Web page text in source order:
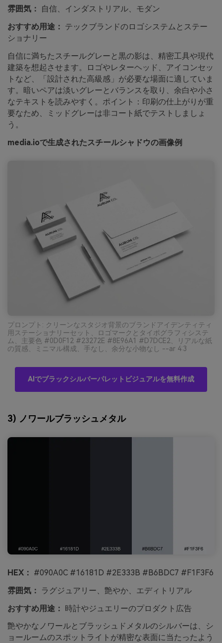
雰囲気：
自信、インダストリアル、モダン
おすすめ用途： テックブランドのロゴシステムとステー
ショナリー
自信に満ちたスチールグレーと黒の影は、精密工具や現代
建築を想起させます。ロゴやレターヘッド、アイコンセッ
トなど、「設計された高級感」が必要な場面に適していま
す。暗いペアは淡いグレーとバランスを取り、余白や小さ
なテキストを読みやすく。ポイント：印刷の仕上がりが重
要なため、ミッドグレーは非コート紙でテストしましょ
う。
media.ioで生成されたスチールシャドウの画像例
プロンプト: クリーンなスタジオ背景のブランドアイデンティティ
用ステーショナリーセット、ロゴマークとタイポグラフィシステ
ム、主要色 #0D0F12 #23272E #8E96A1 #D7DCE2、リアルな紙
の質感、ミニマル構成、手なし、余分な小物なし --ar 4:3
AIでブラックシルバーパレットビジュアルを無料作成
3) ノワールブラッシュメタル
HEX： #090A0C #16181D #2E333B #B6BDC7 #F1F3F6
雰囲気：
ラグジュアリー、艶やか、エディトリアル
おすすめ用途： 時計やジュエリーのプロダクト広告
艶やかなノワールとブラッシュドメタルのシルバーは、シ
ョールームのスポットライトが精密な表面に当たったよう